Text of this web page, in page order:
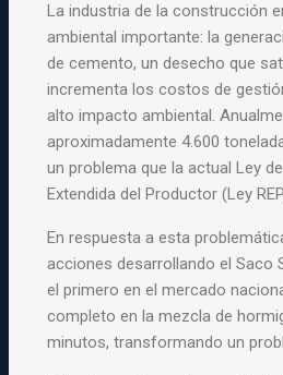
La industria de la construcción
ambiental importante: la
de cemento, un desecho que
incrementa los costos de
alto impacto ambiental.
aproximadamente 4.600
un problema que la actual Ley
Extendida del Productor (Ley
En respuesta a esta
acciones desarrollando el Saco
el primero en el mercado
completo en la mezcla de
minutos, transformando un